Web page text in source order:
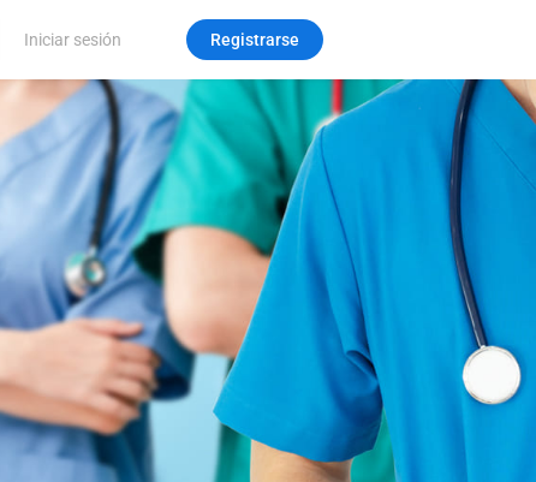
Iniciar sesión Registrarse